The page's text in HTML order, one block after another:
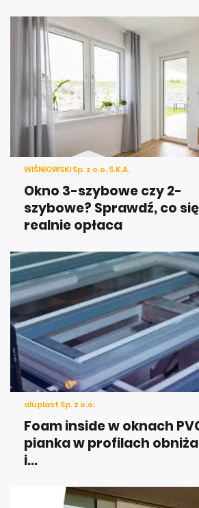
WIŚNIOWSKI Sp. z o.o. S.K.A.
Okno 3-szybowe czy 2-
szybowe? Sprawdź, co się
realnie opłaca
aluplast Sp. z o.o.
Foam inside w oknach
pianka w profilach
i...